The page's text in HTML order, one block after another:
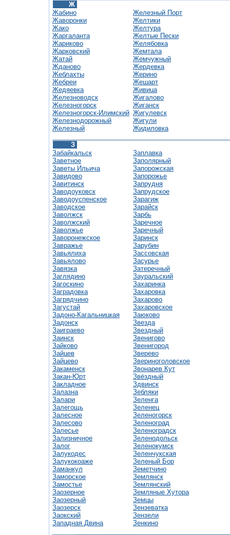
Ж
Жабино
Жаворонки
Жако
Жаргаланта
Жариково
Жарковский
Жатай
Жданово
Жеблахты
Жебреи
Жедяевка
Железноводск
Железногорск
Железногорск-Илимский
Железнодорожный
Железный
Железный Порт
Желтики
Желтура
Желтые Пески
Желябовка
Жемтала
Жемчужный
Жердевка
Жерино
Жешарт
Живица
Жигалово
Жиганск
Жигулевск
Жигули
Жидиловка
З
Забайкальск
Заветное
Заветы Ильича
Завидово
Завитинск
Заводоуковск
Заводоуспенское
Заводское
Заволжск
Заволжский
Заволжье
Заворонежское
Завражье
Завьялиха
Завьялово
Завязка
Заглядино
Загоскино
Заградовка
Загрядчино
Загустай
Задоно-Кагальницкая
Задонск
Заиграево
Заинск
Зайково
Зайцев
Зайцево
Закаменск
Закан-Юрт
Закладное
Залазна
Залари
Залегощь
Залесное
Залесово
Залесье
Зализничное
Залог
Залукодес
Залукокоаже
Заманкул
Заморское
Замостье
Заозерное
Заозерный
Заозерск
Заокский
Западная Двина
Заплавка
Заполярный
Запорожская
Запорожье
Запрудня
Запрудское
Зарагиж
Зарайск
Зарбь
Заречное
Заречный
Заринск
Зарубин
Зассовская
Засурье
Затеречный
Зауральский
Захаринка
Захаровка
Захарово
Захаровское
Заюково
Звезда
Звездный
Звенигово
Звенигород
Зверево
Звериноголовское
Звонарев Кут
Звёздный
Здвинск
Зебляки
Зеленга
Зеленец
Зеленогорск
Зеленоград
Зеленоградск
Зеленодольск
Зеленокумск
Зеленчукская
Зеленый Бор
Земетчино
Землянск
Землянский
Земляные Хутора
Земцы
Зензеватка
Зензели
Зенкино